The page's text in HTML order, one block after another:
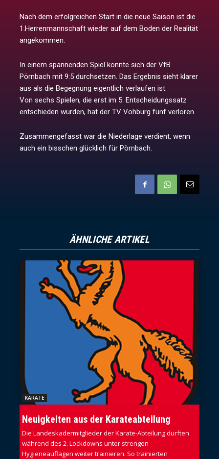
Nach dem erfolgreichen Start in die neue Saison ist die
1.Herrenmannschaft wieder auf dem Boden der Realität
angekommen.
In einem spannenden Spiel konnte sich der VfB
Pörnbach mit 9:5 durchsetzen. Das Ergebnis sieht klarer
aus als die Begegnung eigentlich verlaufen ist.
Von sechs Spielen, die erst im 5. Entscheidungssatz
entschieden wurden, hat der TV Vohburg fünf verloren.
Zusammengefasst war die Niederlage verdient, wenn
auch ein bisschen glücklich für Pörnbach.
ÄHNLICHE ARTIKEL
KARATE
Neuigkeiten aus der Karateabteilung
Die Landeskadermitglieder der Karate-Abteilung durften
während des 2. Lockdowns unter strengen
Hygieneauflagen weiter trainieren. So trainierten